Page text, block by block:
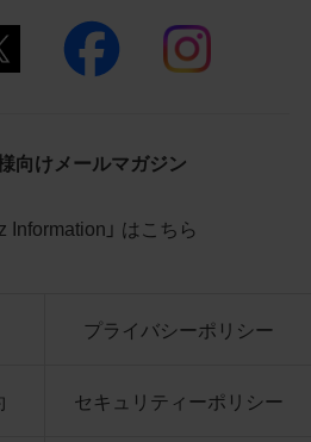
真データに関する著作権
当社に帰属することに同
動（中古による販売の場
る広告宣伝又は当社商品
個別の同意を得た場合を
ことはできません。
向けメールマガジン
Information」 はこちら
プライバシーポリシー
セキュリティーポリシー